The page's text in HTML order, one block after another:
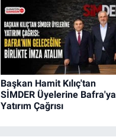
Başkan Hamit Kılıç'tan
SİMDER Üyelerine Bafra'ya
Yatırım Çağrısı